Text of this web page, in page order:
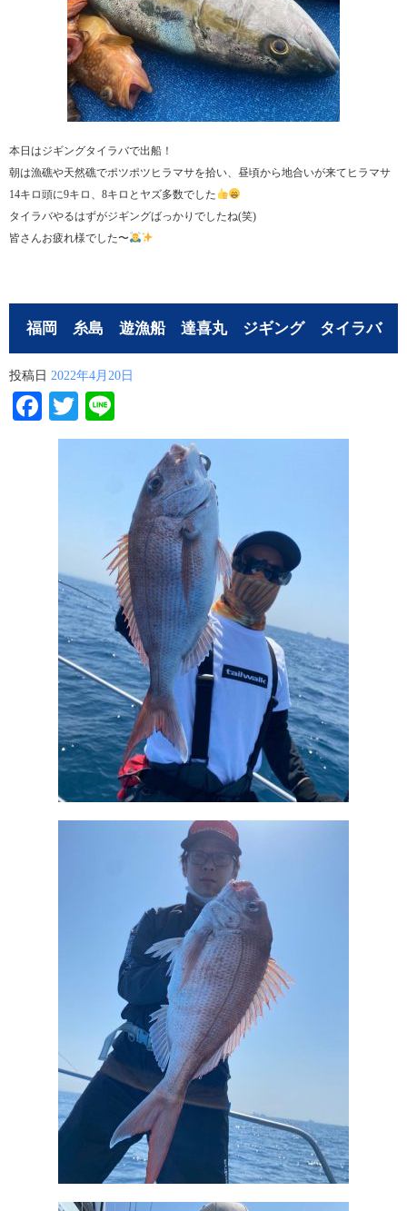
本日はジギングタイラバで出船！
朝は漁礁や天然礁でポツポツヒラマサを拾い、昼頃から地合いが来てヒラマサ
14キロ頭に9キロ、8キロとヤズ多数でした
タイラバやるはずがジギングばっかりでしたね(笑)
皆さんお疲れ様でした〜
福岡 糸島 遊漁船 達喜丸 ジギング タイラバ
投稿日 2022年4月20日
Facebook
Twitter